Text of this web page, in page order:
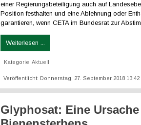
einer Regierungsbeteiligung auch auf
Position festhalten und eine Ablehnung oder
garantieren, wenn CETA im Bundesrat zur
Weiterlesen ...
Kategorie: Aktuell
Veröffentlicht: Donnerstag, 27. September 2018 13:42
Glyphosat: Eine